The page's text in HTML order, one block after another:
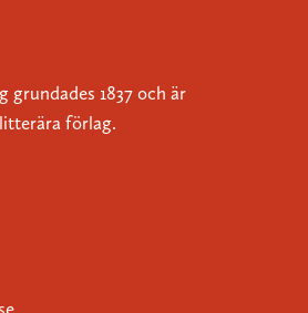
grundades 1837 och är
förlag.